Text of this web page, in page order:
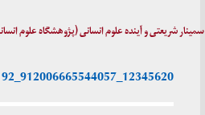
سمینار شریعتی و آینده علوم انسانی (پژوهشگاه علوم انسانی
12345620_912006665544057_342409312896738192_n